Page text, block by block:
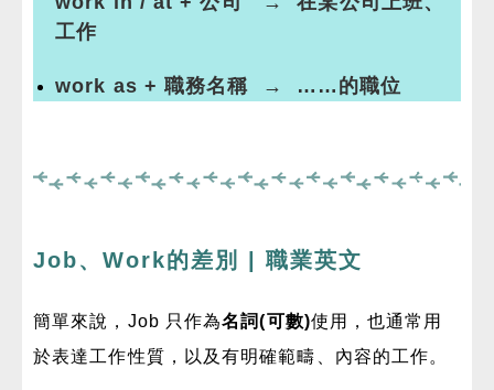
工作
work as + 職務名稱 → ……的職位
Job、Work的差別 | 職業英文
簡單來說，Job 只作為名詞(可數)使用，也通常用
於表達工作性質，以及有明確範疇、內容的工作。